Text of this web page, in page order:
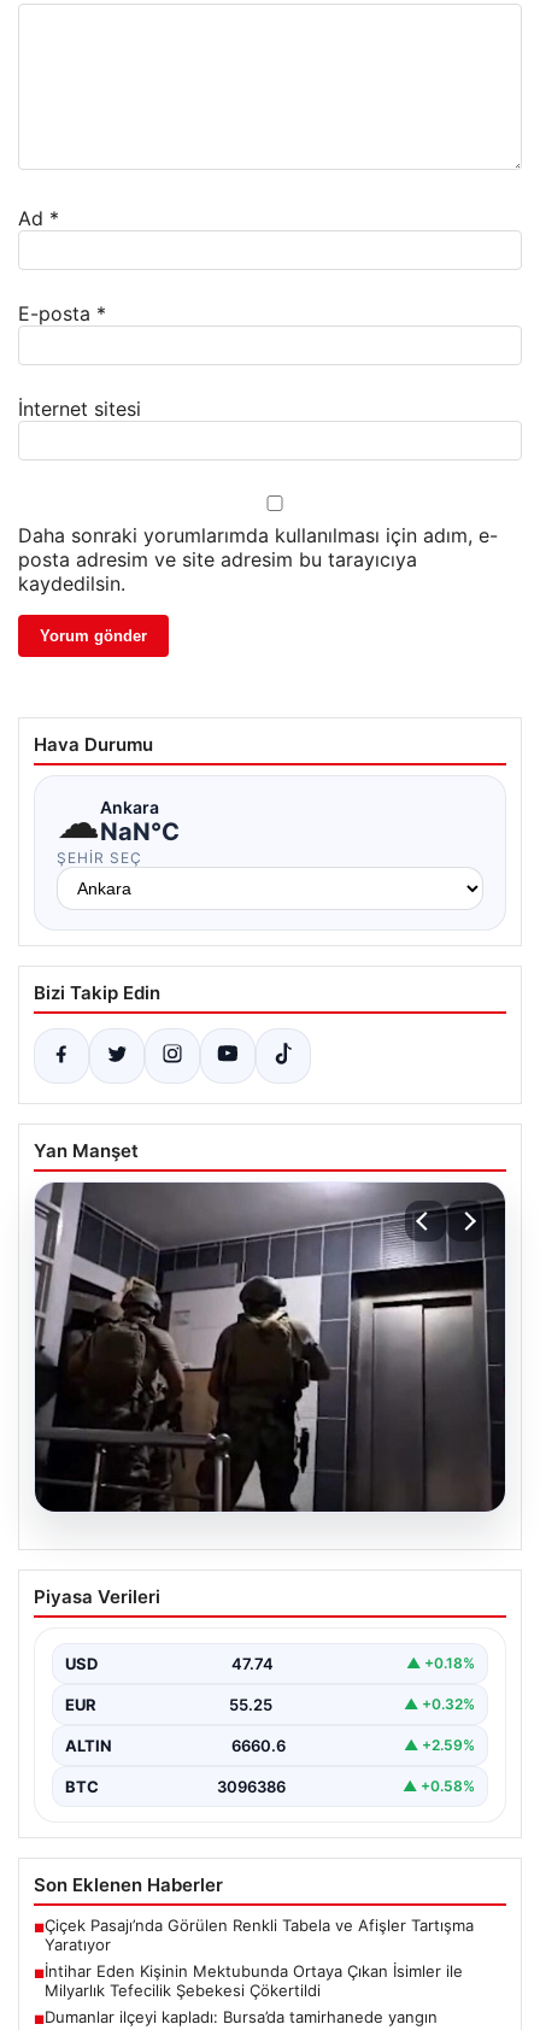
Ad *
E-posta *
İnternet sitesi
Daha sonraki yorumlarımda kullanılması için adım, e-
posta adresim ve site adresim bu tarayıcıya
kaydedilsin.
Hava Durumu
☁Ankara
NaN°C
ŞEHIR SEÇ
Bizi Takip Edin
Yan Manşet
İntihar Eden Kişinin Mektubunda Ortaya
Çıkan İsimler ile Milyarlık Tefecilik
Elazığ’da, tefecilere borçlandığını belirterek yaşamına
alan…
Piyasa Verileri
USD 47.74 ▲ +0.18%
EUR 55.25 ▲ +0.32%
ALTIN 6660.6 ▲ +2.59%
BTC 3096386 ▲ +0.58%
Son Eklenen Haberler
■Çiçek Pasajı’nda Görülen Renkli Tabela ve Afişler Tartışma
Yaratıyor
■İntihar Eden Kişinin Mektubunda Ortaya Çıkan İsimler ile
Milyarlık Tefecilik Şebekesi Çökertildi
■Dumanlar ilçeyi kapladı: Bursa’da tamirhanede yangın